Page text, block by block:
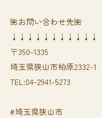
🌺お問い合わせ先🌺
↓↓↓↓↓↓↓↓↓↓↓
〒350-1335
埼玉県狭山市柏原2332-1
TEL:04-2941-5273
#埼玉県狭山市